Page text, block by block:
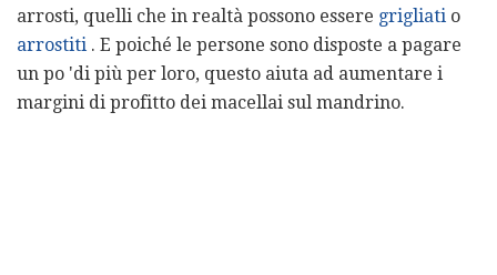
arrosti, quelli che in realtà possono essere grigliati o
arrostiti . E poiché le persone sono disposte a pagare
un po 'di più per loro, questo aiuta ad aumentare i
margini di profitto dei macellai sul mandrino.